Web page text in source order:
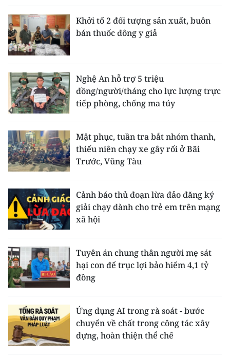
Khởi tố 2 đối tượng sản xuất, buôn
bán thuốc đông y giả
Nghệ An hỗ trợ 5 triệu
đồng/người/tháng cho lực lượng trực
tiếp phòng, chống ma túy
Mật phục, tuần tra bắt nhóm thanh,
thiếu niên chạy xe gây rối ở Bãi
Trước, Vũng Tàu
Cảnh báo thủ đoạn lừa đảo đăng ký
giải chạy dành cho trẻ em trên mạng
xã hội
Tuyên án chung thân người mẹ sát
hại con để trục lợi bảo hiểm 4,1 tỷ
đồng
Ứng dụng AI trong rà soát - bước
chuyển về chất trong công tác xây
dựng, hoàn thiện thể chế